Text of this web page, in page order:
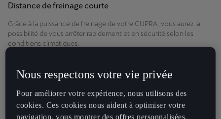
Distance de freinage courte
Grâce à la puissance de freinage de votre CUPRA, vous aurez la
possibilité de vous arrêter rapidement et en sécurité selon les
conditions climatiques.
Une conception unique
maximale sont pris en compte lors de la conception du système
de freinage, pour un résultat optimal.
Nous respectons votre vie privée
Pour améliorer votre expérience, nous utilisons des
cookies. Ces cookies nous aident à optimiser votre
navigation, vous montrer des offres personnalisées,